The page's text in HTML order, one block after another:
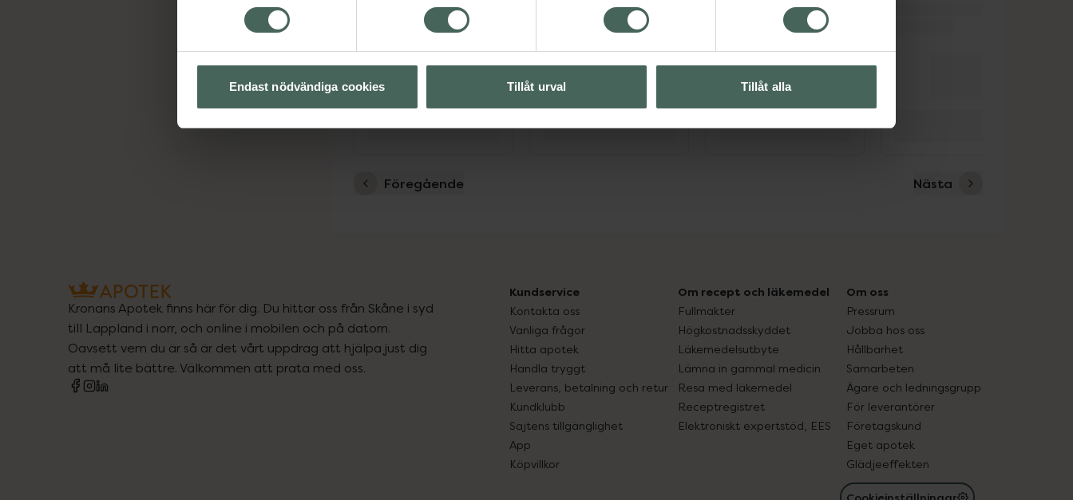
Endast nödvändiga cookies Tillåt urval Tillåt alla
Föregående Nästa
Kronans Apotek finns här för dig. Du hittar oss från Skåne i syd
till Lappland i norr, och online i mobilen och på datorn.
Oavsett vem du är så är det vårt uppdrag att hjälpa just dig
att må lite bättre. Välkommen att prata med oss.
Kundservice
Kontakta oss
Vanliga frågor
Hitta apotek
Handla tryggt
Leverans, betalning och retur
Kundklubb
Sajtens tillgänglighet
App
Köpvillkor
Om recept och läkemedel
Fullmakter
Högkostnadsskyddet
Läkemedelsutbyte
Lämna in gammal medicin
Resa med läkemedel
Receptregistret
Elektroniskt expertstöd, EES
Om oss
Pressrum
Jobba hos oss
Hållbarhet
Samarbeten
Ägare och ledningsgrupp
För leverantörer
Företagskund
Eget apotek
Glädjeeffekten